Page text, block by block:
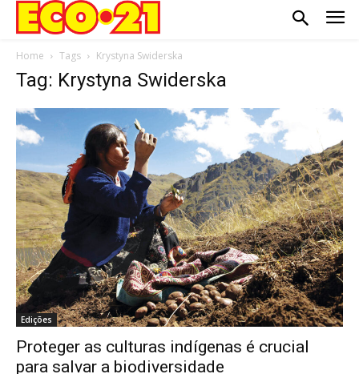
Home Tags Krystyna Swiderska
Tag: Krystyna Swiderska
Edições
Proteger as culturas indígenas é crucial
para salvar a biodiversidade